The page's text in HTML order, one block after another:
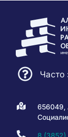
Часто
656049,
8 (3852)